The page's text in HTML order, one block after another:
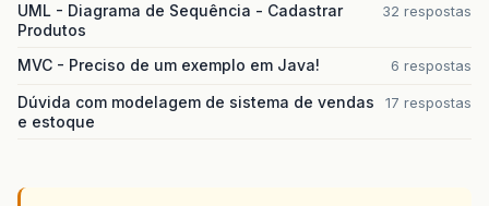
UML - Diagrama de Sequência - Cadastrar
Produtos
32 respostas
MVC - Preciso de um exemplo em Java! 6 respostas
Dúvida com modelagem de sistema de vendas
e estoque
17 respostas